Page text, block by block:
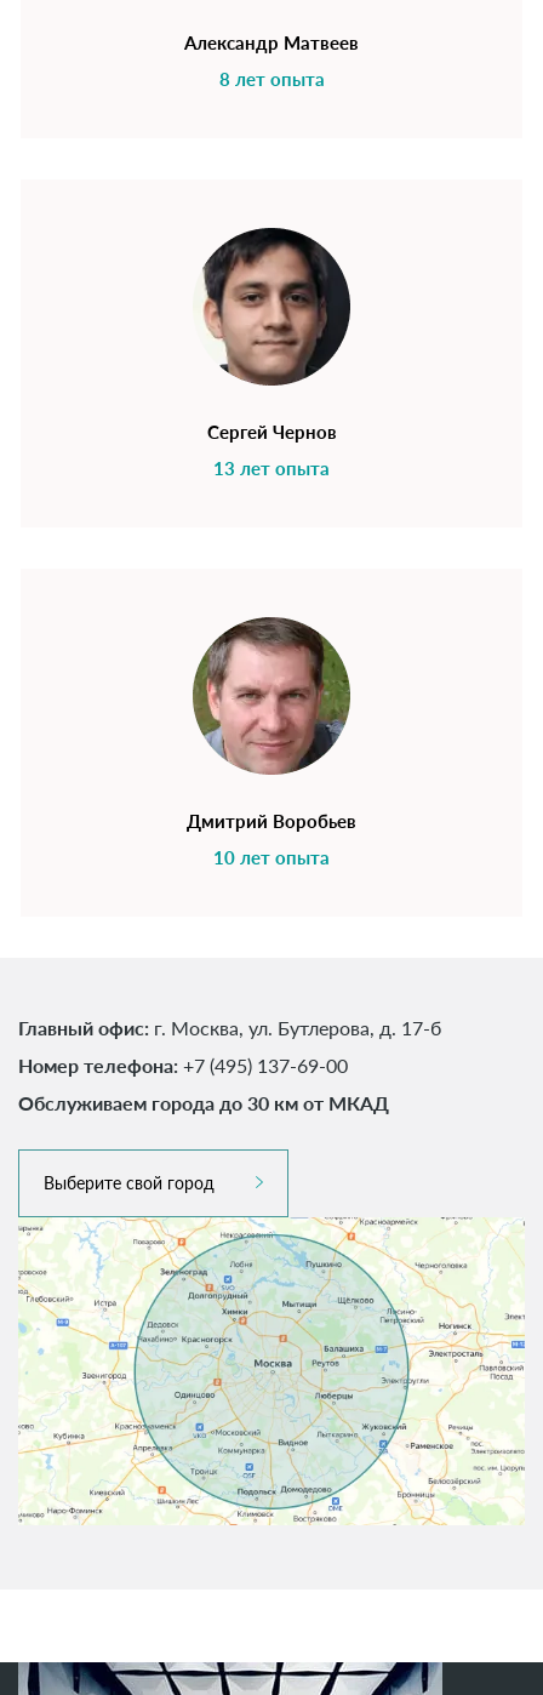
Александр Матвеев
8 лет опыта
Сергей Чернов
13 лет опыта
Дмитрий Воробьев
10 лет опыта
Главный офис: г. Москва, ул. Бутлерова, д. 17-б
Номер телефона: +7 (495) 137-69-00
Обслуживаем города до 30 км от МКАД
Выберите свой город